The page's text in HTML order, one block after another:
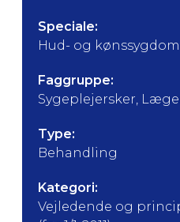
Speciale:
Hud- og
Faggruppe:
Sygeplejersker,
Type:
Behandling
Kategori:
Vejledende og